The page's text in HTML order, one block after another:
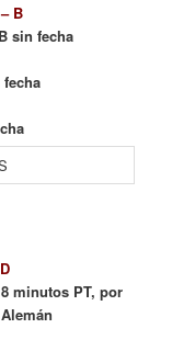
B
sin fecha
minutos PT, por